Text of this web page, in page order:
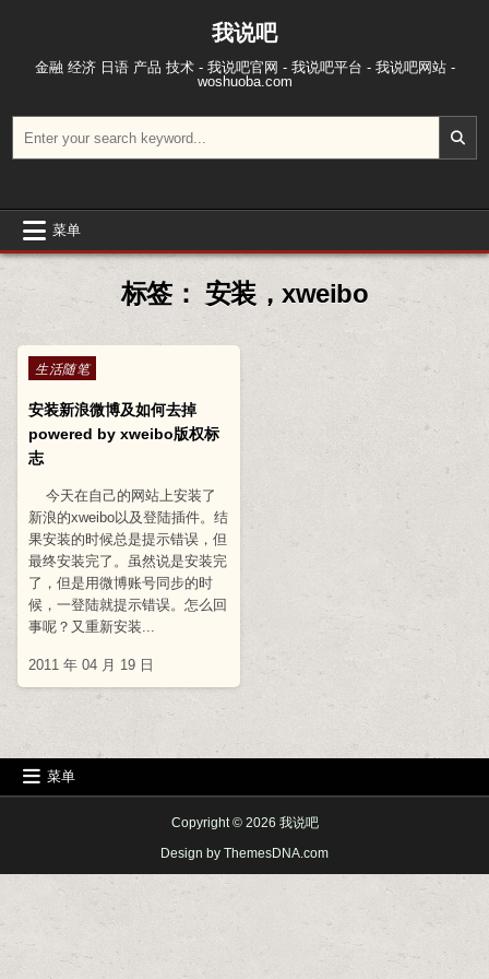
我说吧
金融 经济 日语 产品 技术 - 我说吧官网 - 我说吧平台 - 我说吧网站 -
woshuoba.com
菜单
标签： 安装，xweibo
Posted in
生活随笔
安装新浪微博及如何去掉
powered by xweibo版权标
志
今天在自己的网站上安装了
新浪的xweibo以及登陆插件。结
果安装的时候总是提示错误，但
最终安装完了。虽然说是安装完
了，但是用微博账号同步的时
候，一登陆就提示错误。怎么回
事呢？又重新安装...
2011 年 04 月 19 日
菜单
Copyright © 2026 我说吧
Design by ThemesDNA.com